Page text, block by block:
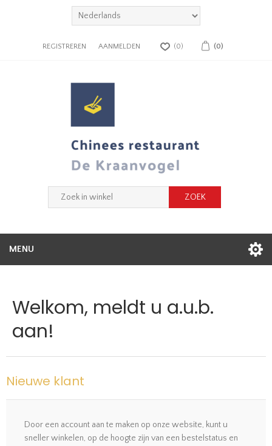
REGISTREREN AANMELDEN (0) (0)
MENU
Welkom, meldt u a.u.b.
aan!
Nieuwe klant
Door een account aan te maken op onze website, kunt u
sneller winkelen, op de hoogte zijn van een bestelstatus en